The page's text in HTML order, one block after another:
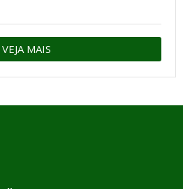
VEJA MAIS